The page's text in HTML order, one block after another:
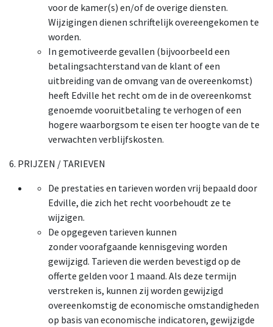
voor de kamer(s) en/of de overige diensten.
Wijzigingen dienen schriftelijk overeengekomen te
worden.
In gemotiveerde gevallen (bijvoorbeeld een
betalingsachterstand van de klant of een
uitbreiding van de omvang van de overeenkomst)
heeft Edville het recht om de in de overeenkomst
genoemde vooruitbetaling te verhogen of een
hogere waarborgsom te eisen ter hoogte van de te
verwachten verblijfskosten.
6. PRIJZEN / TARIEVEN
De prestaties en tarieven worden vrij bepaald door
Edville, die zich het recht voorbehoudt ze te
wijzigen.
De opgegeven tarieven kunnen
zonder voorafgaande kennisgeving worden
gewijzigd. Tarieven die werden bevestigd op de
offerte gelden voor 1 maand. Als deze termijn
verstreken is, kunnen zij worden gewijzigd
overeenkomstig de economische omstandigheden
op basis van economische indicatoren, gewijzigde